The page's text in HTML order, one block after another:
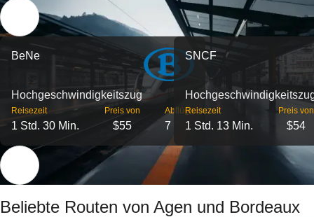
BeNe
Hochgeschwindigkeitszug
Reisezeit
1 Std. 30 Min.
Preis von
$55
Abflüge
7
SNCF
Reisezeit
1 Std. 13 Min.
Preis von
$54
Beliebte Routen von Agen und Bordeaux